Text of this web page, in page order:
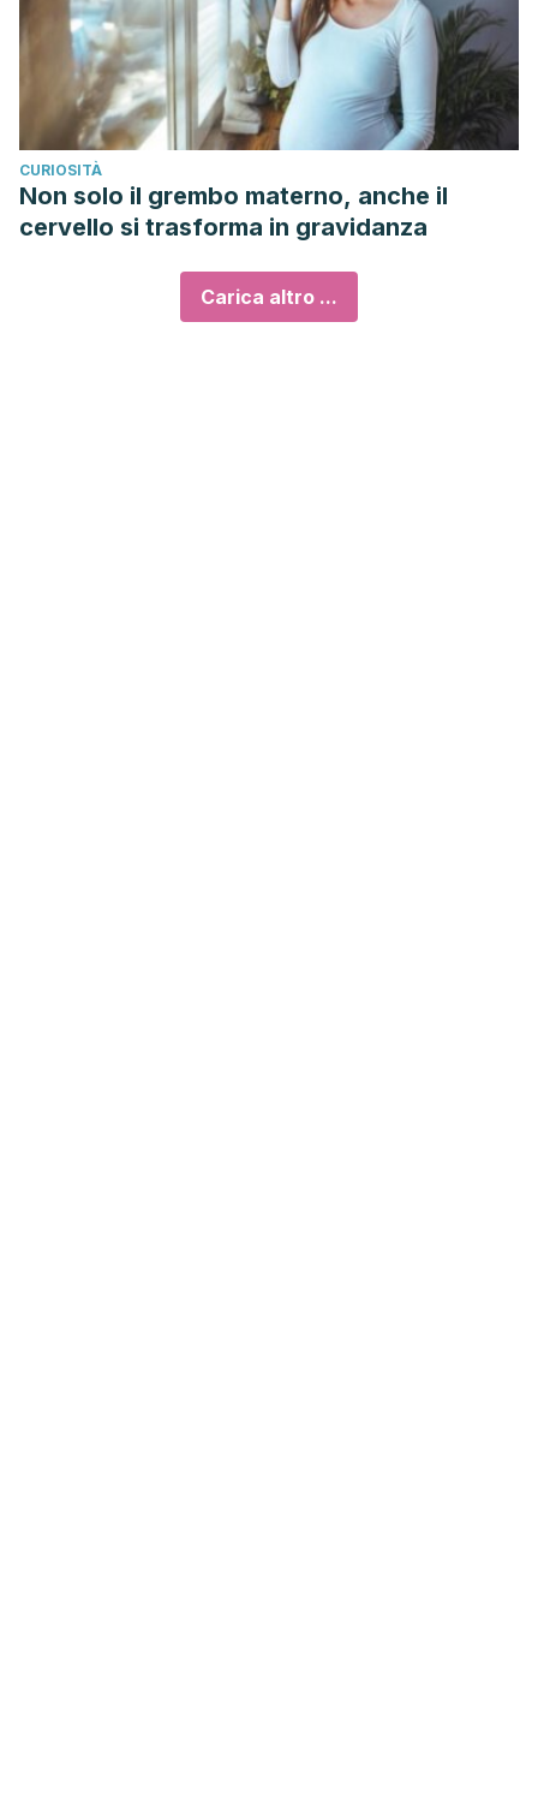
CURIOSITÀ
Non solo il grembo materno, anche il
cervello si trasforma in gravidanza
Carica altro ...